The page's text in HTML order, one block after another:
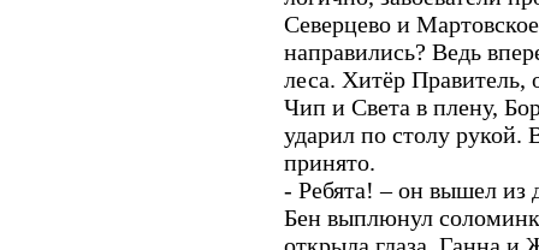
Северцево и
направились? Ведь
леса. Хитёр Правитель,
Чип и Света в плену,
ударил по столу рукой.
принято.
- Ребята! – он вышел из
Бен выплюнул